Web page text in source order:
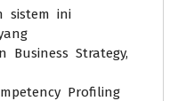
sistem ini
Business Strategy,
Profiling